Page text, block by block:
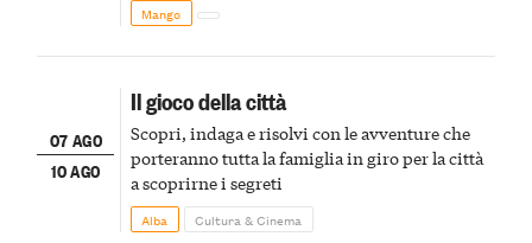
Mango
07 AGO
10 AGO
Il gioco della città
Scopri, indaga e risolvi con le avventure che
porteranno tutta la famiglia in giro per la città
a scoprirne i segreti
Alba Cultura & Cinema